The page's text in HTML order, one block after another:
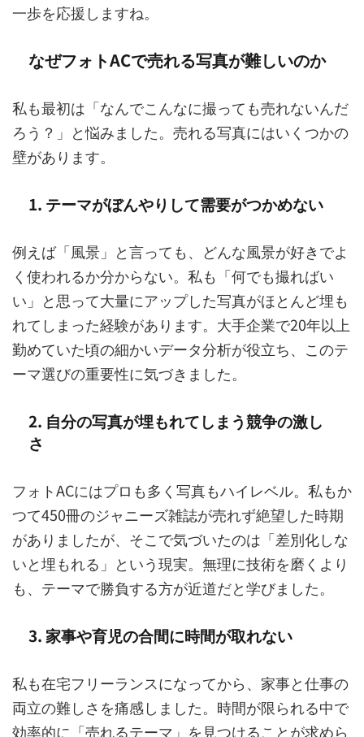
一歩を応援しますね。
なぜフォトACで売れる写真が難しいのか
私も最初は「なんでこんなに撮っても売れないんだ
ろう？」と悩みました。売れる写真にはいくつかの
壁があります。
1. テーマがぼんやりして需要がつかめない
例えば「風景」と言っても、どんな風景が好きでよ
く使われるか分からない。私も「何でも撮ればい
い」と思って大量にアップした写真がほとんど埋も
れてしまった経験があります。大手企業で20年以上
勤めていた頃の細かいデータ分析が役立ち、このテ
ーマ選びの重要性に気づきました。
2. 自分の写真が埋もれてしまう競争の激し
さ
フォトACにはプロも多く写真もハイレベル。私もか
つて450冊のジャニーズ雑誌が売れず絶望した時期
がありましたが、そこで気づいたのは「差別化しな
いと埋もれる」という現実。無理に技術を磨くより
も、テーマで勝負する方が近道だと学びました。
3. 家事や育児の合間に時間が取れない
私も在宅フリーランスになってから、家事と仕事の
両立の難しさを痛感しました。時間が限られる中で
効率的に「売れるテーマ」を見つけることが求めら